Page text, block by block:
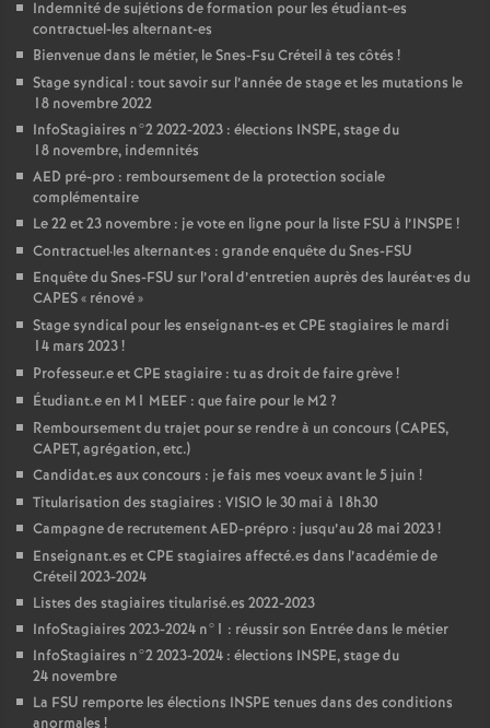
Indemnité de sujétions de formation pour les étudiant-es
contractuel-les alternant-es
Bienvenue dans le métier, le Snes-Fsu Créteil à tes côtés !
Stage syndical : tout savoir sur l’année de stage et les mutations le
18 novembre 2022
InfoStagiaires n°2 2022-2023 : élections INSPE, stage du
18 novembre, indemnités
AED pré-pro : remboursement de la protection sociale
complémentaire
Le 22 et 23 novembre : je vote en ligne pour la liste FSU à l’INSPE !
Contractuel·les alternant·es : grande enquête du Snes-FSU
Enquête du Snes-FSU sur l’oral d’entretien auprès des lauréat•es du
CAPES« rénové»
Stage syndical pour les enseignant-es etCPE stagiaires le mardi
14 mars 2023!
Professeur.e etCPE stagiaire : tu as droit de faire grève!
Étudiant.e en M1 MEEF : que faire pour le M2?
Remboursement du trajet pour se rendre à un concours (CAPES,
CAPET, agrégation, etc.)
Candidat.es aux concours : je fais mes voeux avant le 5 juin !
Titularisation des stagiaires : VISIO le 30 mai à 18h30
Campagne de recrutementAED-prépro : jusqu’au 28 mai 2023!
Enseignant.es etCPE stagiaires affecté.es dans l’académie de
Créteil 2023-2024
Listes des stagiaires titularisé.es 2022-2023
InfoStagiaires 2023-2024 n°1 : réussir son Entrée dans le métier
InfoStagiaires n°2 2023-2024 : élections INSPE, stage du
24 novembre
La FSU remporte les élections INSPE tenues dans des conditions